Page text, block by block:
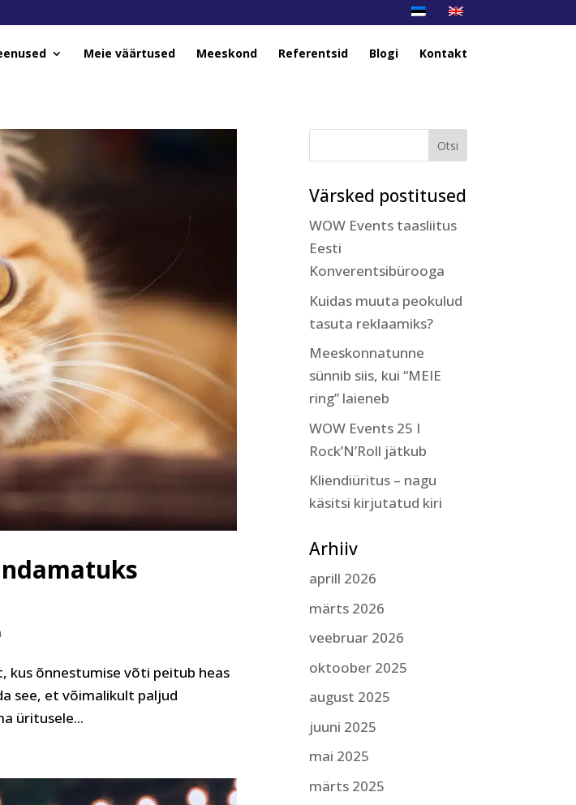
Meie väärtused Meeskond Referentsid Blogi Kontakt
õnnestumise võti peitub heas
see, et võimalikult paljud
üritusele...
Värsked postitused
WOW Events taasliitus
Eesti
Konverentsibürooga
Kuidas muuta peokulud
tasuta reklaamiks?
Meeskonnatunne
sünnib siis, kui “MEIE
ring” laieneb
WOW Events 25 I
Rock’N’Roll jätkub
Kliendiüritus – nagu
käsitsi kirjutatud kiri
Arhiiv
aprill 2026
märts 2026
veebruar 2026
oktoober 2025
august 2025
juuni 2025
mai 2025
märts 2025